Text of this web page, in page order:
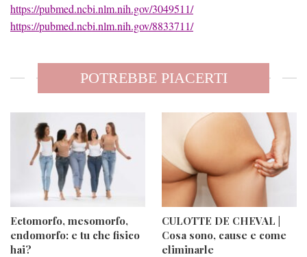
https://pubmed.ncbi.nlm.nih.gov/3049511/
https://pubmed.ncbi.nlm.nih.gov/8833711/
POTREBBE PIACERTI
Ectomorfo, mesomorfo,
endomorfo: e tu che fisico
hai?
CULOTTE DE CHEVAL |
Cosa sono, cause e come
eliminarle